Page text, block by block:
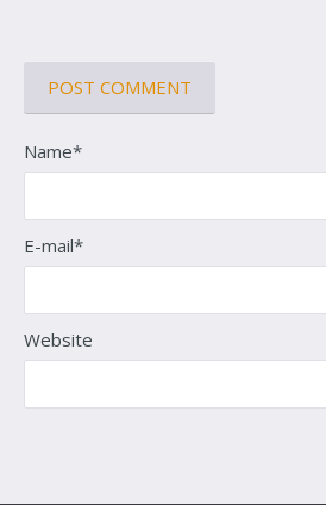
Name*
E-mail*
Website